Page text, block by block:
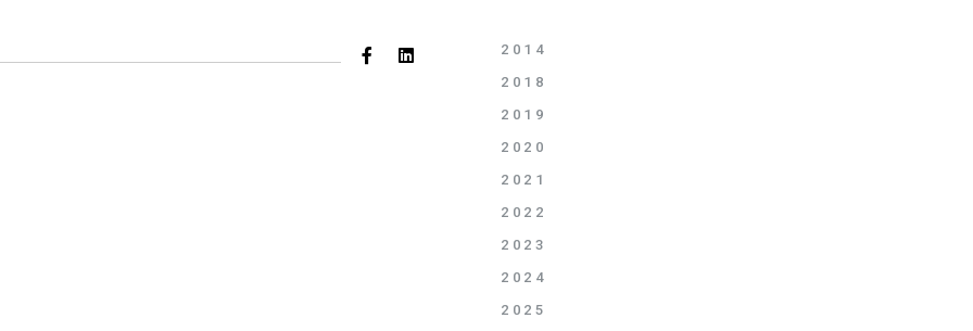
2014
2018
2019
2020
2021
2022
2023
2024
2025